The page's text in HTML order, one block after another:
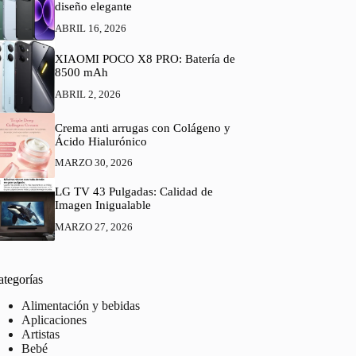
diseño elegante
ABRIL 16, 2026
XIAOMI POCO X8 PRO: Batería de
8500 mAh
ABRIL 2, 2026
Crema anti arrugas con Colágeno y
Ácido Hialurónico
MARZO 30, 2026
LG TV 43 Pulgadas: Calidad de
Imagen Inigualable
MARZO 27, 2026
Alimentación y bebidas
Aplicaciones
Artistas
Bebé